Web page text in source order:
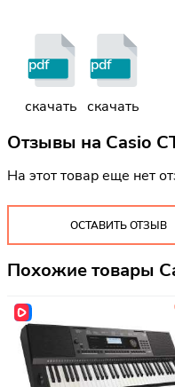
pdf
скачать
pdf
скачать
Отзывы на Casio
На этот товар еще нет
ОСТАВИТЬ ОТЗЫВ
Похожие товары